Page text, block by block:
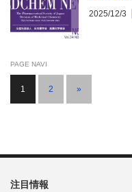
2025/12/3
PAGE NAVI
1 2 »
注目情報